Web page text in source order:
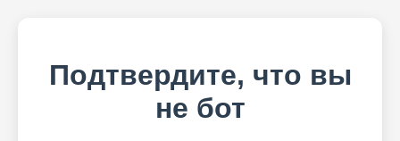
Подтвердите, что вы
не бот